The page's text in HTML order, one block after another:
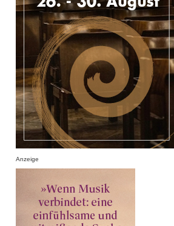
Anzeige